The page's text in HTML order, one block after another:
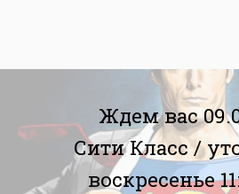
Ждем вас
Сити Класс /
воскресенье